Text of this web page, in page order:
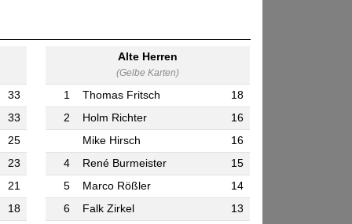
33
33
25
23
21
18
Alte Herren
(Gelbe Karten)
1 Thomas Fritsch
18
2
Holm Richter
16
Mike Hirsch
16
4
René Burmeister
15
5
Marco Rößler
14
6
Falk Zirkel
13